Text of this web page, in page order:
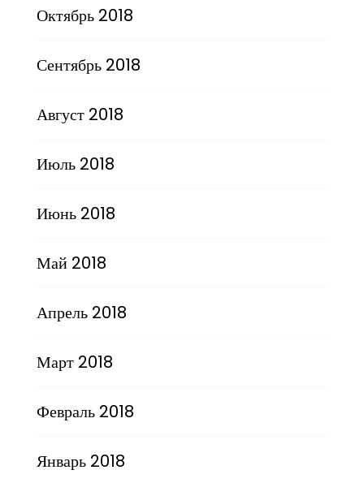
Октябрь 2018
Сентябрь 2018
Август 2018
Июль 2018
Июнь 2018
Май 2018
Апрель 2018
Март 2018
Февраль 2018
Январь 2018